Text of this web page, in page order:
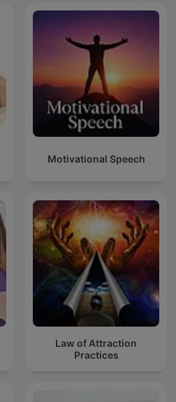
Motivational Speech
Law of Attraction
Practices